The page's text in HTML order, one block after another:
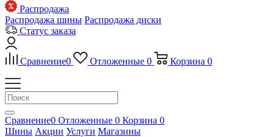
Распродажа
Распродажа шины Распродажа диски
Статус заказа
Сравнение0 Отложенные 0 Корзина 0
Сравнение0 Отложенные 0 Корзина 0
Шины Акции Услуги Магазины